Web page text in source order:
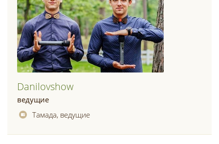
Danilovshow
ведущие
Тамада, ведущие